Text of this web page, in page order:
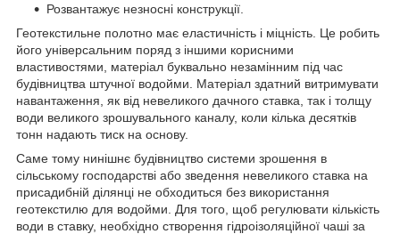
Розвантажує незносні конструкції.
Геотекстильне полотно має еластичність і міцність. Це робить
його універсальним поряд з іншими корисними
властивостями, матеріал буквально незамінним під час
будівництва штучної водойми. Матеріал здатний витримувати
навантаження, як від невеликого дачного ставка, так і толщу
води великого зрошувального каналу, коли кілька десятків
тонн надають тиск на основу.
Саме тому нинішнє будівництво системи зрошення в
сільському господарстві або зведення невеликого ставка на
присадибній ділянці не обходиться без використання
геотекстилю для водойми. Для того, щоб регулювати кількість
води в ставку, необхідно створення гідроізоляційної чаші за